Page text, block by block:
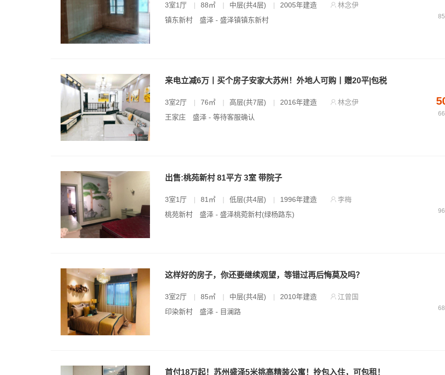
3室1厅 | 88㎡ | 中层(共4层) | 2005年建造
林念伊
镇东新村
盛泽 - 盛泽镇镇东新村
来电立减6万丨买个房子安家大苏州！外地人可购丨赠20平|包税
3室2厅 | 76㎡ | 高层(共7层) | 2016年建造
林念伊
王家庄
盛泽 - 等待客服确认
出售:桃苑新村 81平方 3室 带院子
3室1厅 | 81㎡ | 低层(共4层) | 1996年建造
李梅
桃苑新村
盛泽 - 盛泽桃菀新村(绿杨路东)
这样好的房子，你还要继续观望，等错过再后悔莫及吗？
3室2厅 | 85㎡ | 中层(共4层) | 2010年建造
江曾国
印染新村
盛泽 - 目澜路
首付18万起！苏州盛泽5米挑高精装公寓！拎包入住，可包租！